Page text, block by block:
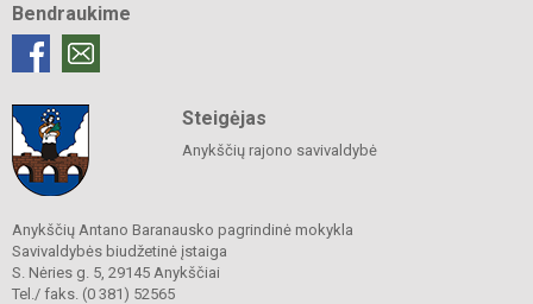
Bendraukime
Steigėjas
Anykščių rajono savivaldybė
Anykščių Antano Baranausko pagrindinė mokykla
Savivaldybės biudžetinė įstaiga
S. Nėries g. 5, 29145 Anykščiai
Tel./ faks. (0 381) 52565